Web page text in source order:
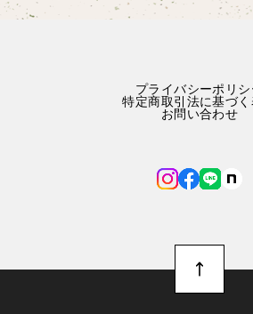
プライバシーポリシ
特定商取引法に基づ
お問い合わせ